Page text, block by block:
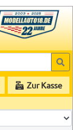
Zur Kasse